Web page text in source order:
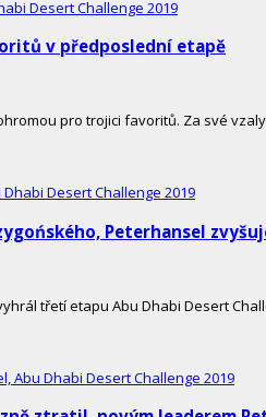
v předposlední etapě
pro trojici favoritů. Za své
Peterhansel
třetí etapu Abu Dhabi Desert